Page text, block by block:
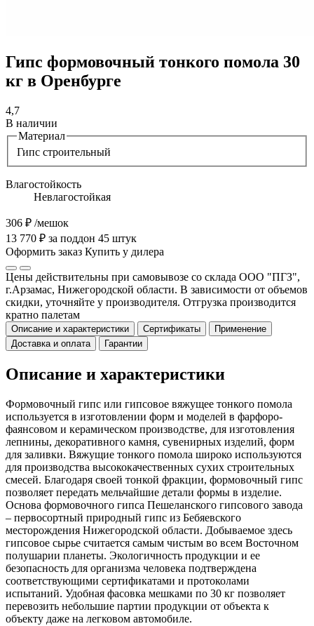
Гипс формовочный тонкого помола 30
кг в Оренбурге
4,7
В наличии
Материал
Гипс строительный
Влагостойкость
Невлагостойкая
306 ₽ /мешок
13 770 ₽ за поддон 45 штук
Оформить заказ Купить у дилера
Цены действительны при самовывозе со склада ООО "ПГЗ",
г.Арзамас, Нижегородской области. В зависимости от объемов
скидки, уточняйте у производителя. Отгрузка производится
кратно палетам
Описание и характеристики Сертификаты
Применение
Доставка и оплата
Гарантии
Описание и характеристики
Формовочный гипс или гипсовое вяжущее тонкого помола
используется в изготовлении форм и моделей в фарфоро-
фаянсовом и керамическом производстве, для изготовления
лепнины, декоративного камня, сувенирных изделий, форм
для заливки. Вяжущие тонкого помола широко используются
для производства высококачественных сухих строительных
смесей. Благодаря своей тонкой фракции, формовочный гипс
позволяет передать мельчайшие детали формы в изделие.
Основа формовочного гипса Пешеланского гипсового завода
– первосортный природный гипс из Бебяевского
месторождения Нижегородской области. Добываемое здесь
гипсовое сырье считается самым чистым во всем Восточном
полушарии планеты. Экологичность продукции и ее
безопасность для организма человека подтверждена
соответствующими сертификатами и протоколами
испытаний. Удобная фасовка мешками по 30 кг позволяет
перевозить небольшие партии продукции от объекта к
объекту даже на легковом автомобиле.